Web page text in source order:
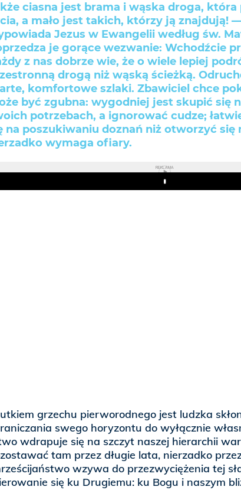
ciasna jest brama i wąska droga,
a mało jest takich, którzy ją znajdują!
Jezus w Ewangelii według św.
je gorące wezwanie: Wchodźcie
z nas dobrze wie, że o wiele lepiej
drogą niż wąską ścieżką.
komfortowe szlaki. Zbawiciel chce
być zgubna: wygodniej jest skupić się
potrzebach, a ignorować cudze;
na poszukiwaniu doznań niż otworzyć się
wymaga ofiary.
REKLAMA
Play
grzechu pierworodnego jest ludzka
swego horyzontu do wyłącznie
wdrapuje się na szczyt naszej hierarchii
tam przez długie lata, nierzadko
wzywa do przezwyciężenia tej
się ku Drugiemu: ku Bogu i naszym